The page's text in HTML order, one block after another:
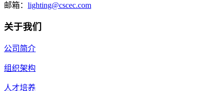
邮箱： lighting@cscec.com
关于我们
公司简介
组织架构
人才培养